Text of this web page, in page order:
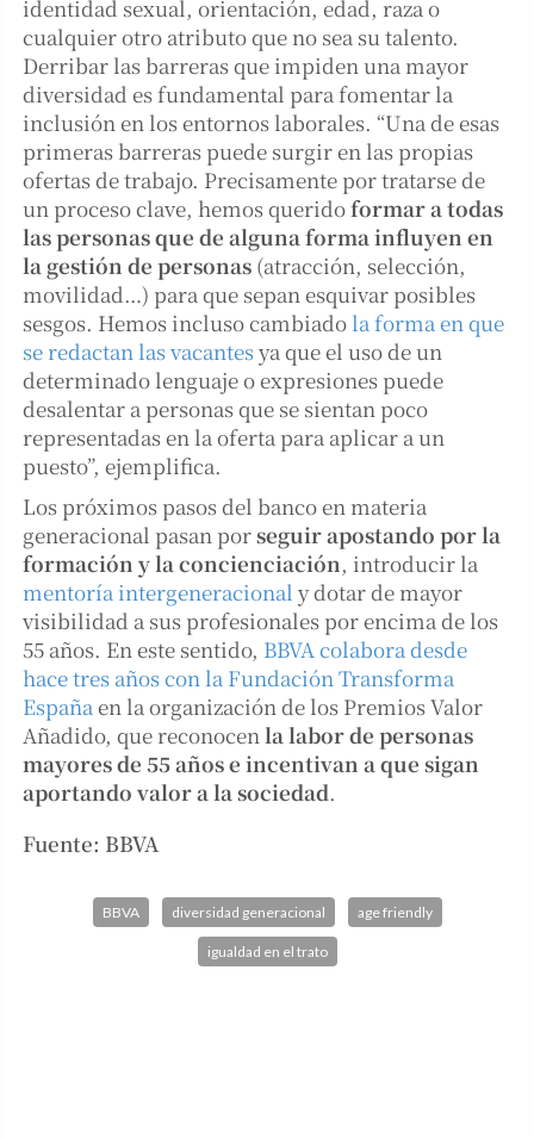
identidad sexual, orientación, edad, raza o
cualquier otro atributo que no sea su talento.
Derribar las barreras que impiden una mayor
diversidad es fundamental para fomentar la
inclusión en los entornos laborales. “Una de esas
primeras barreras puede surgir en las propias
ofertas de trabajo. Precisamente por tratarse de
un proceso clave, hemos queridoformar a todas
las personas que de alguna forma influyen en
la gestión de personas (atracción, selección,
movilidad…) para que sepan esquivar posibles
sesgos. Hemos incluso cambiadola forma en que
se redactan las vacantesya que el uso de un
determinado lenguaje o expresiones puede
desalentar a personas que se sientan poco
representadas en la oferta para aplicar a un
puesto”, ejemplifica.
Los próximos pasos del banco en materia
generacional pasan porseguir apostando por la
formación y la concienciación, introducir la
mentoría intergeneracional y dotar de mayor
visibilidad a sus profesionales por encima de los
55 años. En este sentido, BBVA colabora desde
hace tres años con la Fundación Transforma
Españaen la organización de los Premios Valor
Añadido, que reconocenla labor de personas
mayores de 55 años e incentivan a que sigan
aportando valor a la sociedad.
Fuente: BBVA
BBVA diversidad generacional age friendly
igualdad en el trato